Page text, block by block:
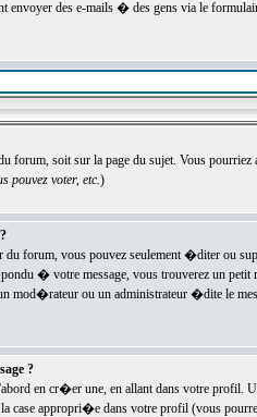
des e-mails � des gens via le
forum, soit sur la page du sujet. Vous
pouvez voter, etc.)
forum, vous pouvez seulement �diter ou
� votre message, vous trouverez un petit
ou un administrateur �dite le
?
en cr�er une, en allant dans votre
case appropri�e dans votre profil (vous